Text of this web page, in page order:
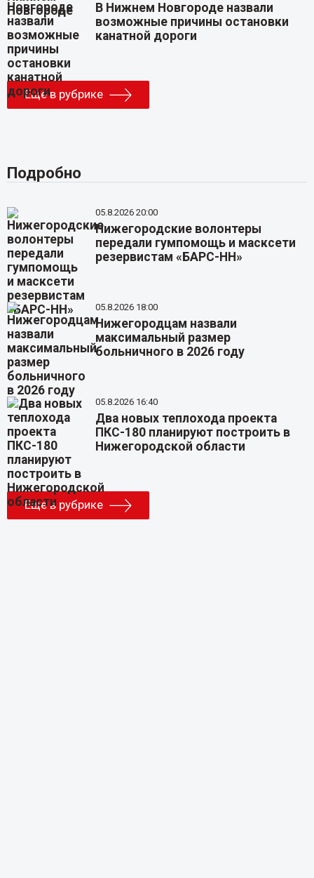
В Нижнем Новгороде назвали
возможные причины остановки
канатной дороги
Еще в рубрике
Подробно
05.8.2026 20:00
Нижегородские волонтеры
передали гумпомощь и масксети
резервистам «БАРС-НН»
05.8.2026 18:00
Нижегородцам назвали
максимальный размер
больничного в 2026 году
05.8.2026 16:40
Два новых теплохода проекта
ПКС-180 планируют построить в
Нижегородской области
Еще в рубрике